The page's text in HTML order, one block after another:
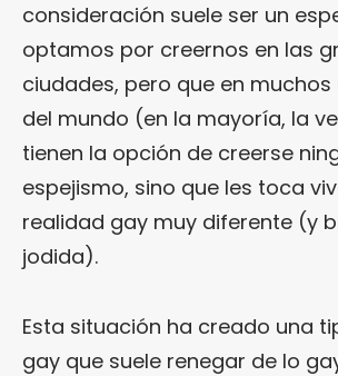
consideración suele ser un
optamos por creernos en las
ciudades, pero que en
del mundo (en la mayoría, la
tienen la opción de creerse
espejismo, sino que les toca
realidad gay muy diferente (y
jodida).
Esta situación ha creado una
gay que suele renegar de lo